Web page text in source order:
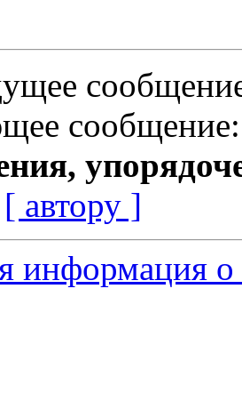
[ автору ]
информация о